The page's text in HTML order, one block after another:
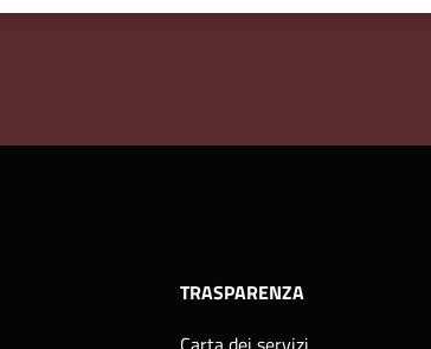
TRASPARENZA